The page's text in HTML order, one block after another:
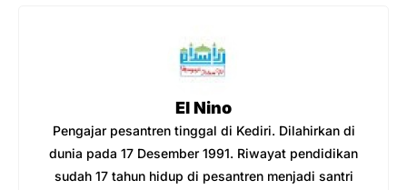
El Nino
Pengajar pesantren tinggal di Kediri. Dilahirkan di
dunia pada 17 Desember 1991. Riwayat pendidikan
sudah 17 tahun hidup di pesantren menjadi santri